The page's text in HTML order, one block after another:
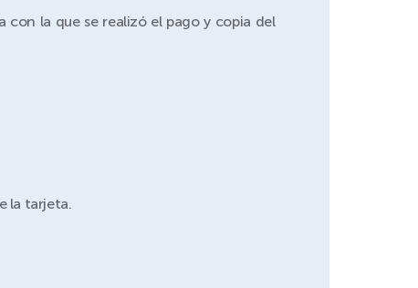
la que se realizó el pago y copia del
la tarjeta.